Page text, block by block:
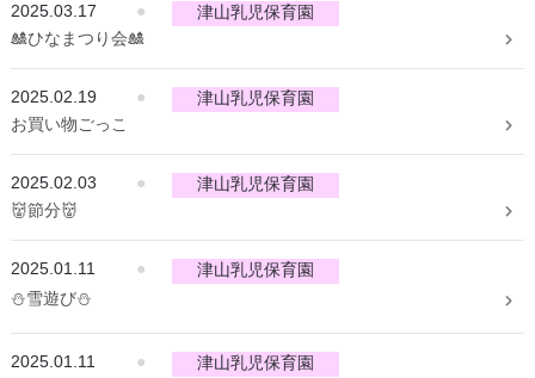
2025.03.17 ●
津山乳児保育園
🎎ひなまつり会🎎
2025.02.19 ●
津山乳児保育園
お買い物ごっこ
2025.02.03 ●
津山乳児保育園
👹節分👹
2025.01.11 ●
津山乳児保育園
⛄雪遊び⛄
2025.01.11 ●
津山乳児保育園